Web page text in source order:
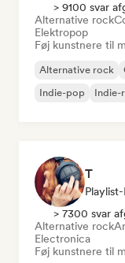
> 9100 svar
Alternative rock
Elektropop
Føj kunstnere til
Alternative rock
Indie-pop
Indie-
T
> 7300 svar
Alternative rock
Electronica
Føj kunstnere til